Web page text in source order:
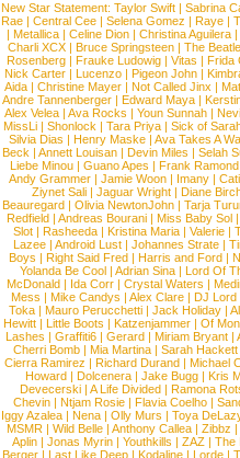
New Star Statement: Taylor Swift | Sabrina
Rae |Central Cee |Selena Gomez |Raye |
| Metallica | Celine Dion | Christina Aguilera |
Charli XCX |Bruce Springsteen |The
Rosenberg | Frauke Ludowig | Vitas | Frida
Nick Carter | Lucenzo | Pigeon John |
Aida |Christine Mayer |Not Called Jinx |
Andre Tannenberger | Edward Maya |
Alex Velea | Ava Rocks | Youn Sunnah |
MissLi | Shonlock | Tara Priya | Sick of
Silvia Dias |Henry Maske |Ava Takes A
Beck |Annett Louisan |Devin Miles |Selah
Liebe Minou |Guano Apes |Frank Ramond
Andy Grammer |Jamie Woon | Imany |
Ziynet Sali |Jaguar Wright |Diane
Beauregard |Olivia NewtonJohn |Tarja
Redfield | Andreas Bourani | Miss Baby Sol
Slot | Rasheeda | Kristina Maria | Valerie |
Lazee | Android Lust | Johannes Strate |
Boys | Right Said Fred | Harris and Ford |
Yolanda Be Cool |Adrian Sina |Lord Of
McDonald | Ida Corr |Crystal Waters |
Mess | Mike Candys | Alex Clare | DJ Lord
Toka | Mauro Perucchetti | Jack Holiday |
Hewitt |Little Boots |Katzenjammer |Of
Lashes |Graffiti6 |Gerard |Miriam Bryant |
Cherri Bomb | Mia Martina | Sarah Hackett
Cierra Ramirez | Richard Durand | Michael
Howard |Dolcenera |Jake Bugg |Kris
Devecerski |A Life Divided |Ramona
Chevin |Ntjam Rosie |Flavia Coelho |
Iggy Azalea | Nena | Olly Murs | Toya
MSMR |Wild Belle |Anthony Callea |Zibbz
Aplin | Jonas Myrin | Youthkills | ZAZ | The
Berger |Last Like Deep |Kodaline |Lorde |